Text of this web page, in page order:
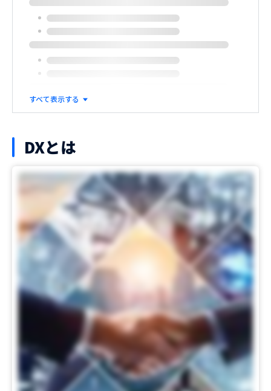
すべて表示する
DXとは